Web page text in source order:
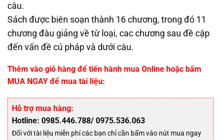
câu.
Sách được biên soạn thành 16 chương, trong đó 11
chương đàu giảng về từ loại, cac chương sau đề cập
đến vấn đề cú pháp và dưới câu.
Thêm vào giỏ hàng để tiến hành mua Online hoặc bấm
MUA NGAY để mua tài liệu:
Hỗ trợ mua hàng:
Hotline: 0985.446.788/ 0975.536.063
Đối với tài liệu miễn phí các bạn chỉ cần bấm vào nút mua ngay